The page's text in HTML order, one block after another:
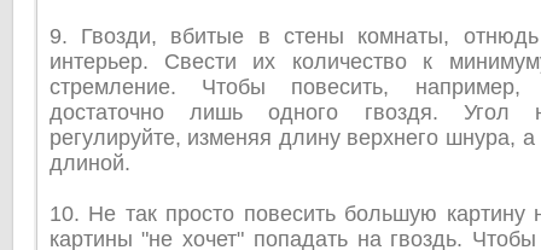
9. Гвозди, вбитые в стены комнаты,
интерьер. Свести их количество к
стремление. Чтобы повесить, например,
достаточно лишь одного гвоздя. Угол
регулируйте, изменяя длину верхнего шнура,
длиной.
10. Не так просто повесить большую картину
картины "не хочет" попадать на гвоздь. Чтобы